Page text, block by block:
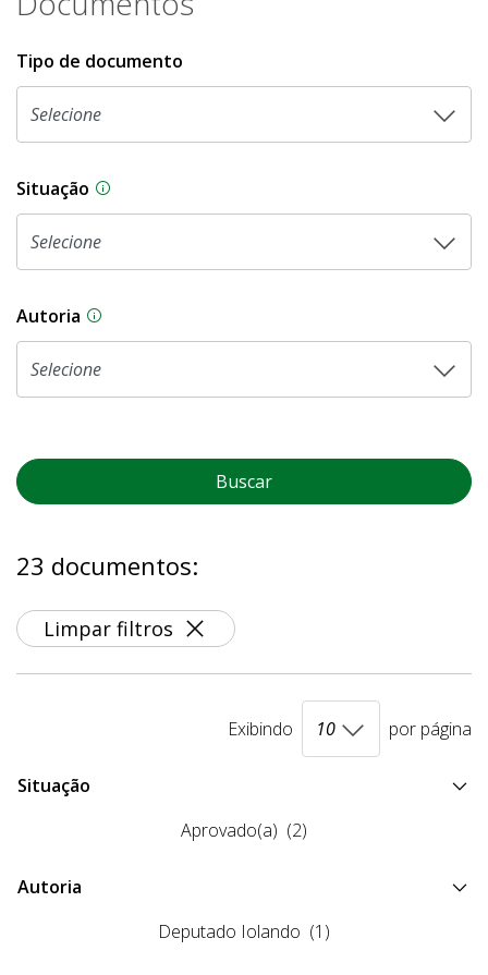
Tipo de documento
Situação Na CLDF, as proposições legislativas
Autoria As proposições legislativas na CLDF podem
Buscar
23 documentos:
Limpar filtros
Exibindo por página
Situação
Aprovado(a) (2)
Autoria
Deputado Iolando (1)